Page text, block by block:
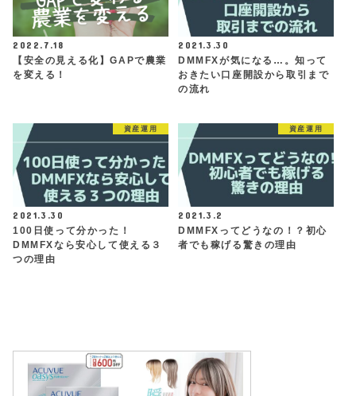
2022.7.18
【安全の見える化】GAPで農業
を変える！
2021.3.30
DMMFXが気になる…。知って
おきたい口座開設から取引まで
の流れ
資産運用
2021.3.30
100日使って分かった！
DMMFXなら安心して使える３
つの理由
資産運用
2021.3.2
DMMFXってどうなの！？初心
者でも稼げる驚きの理由